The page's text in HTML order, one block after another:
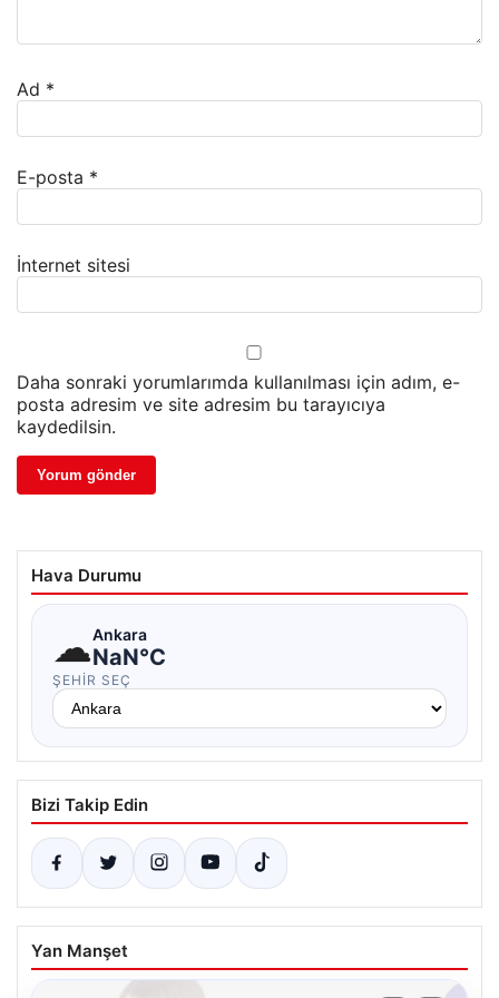
Ad *
E-posta *
İnternet sitesi
Daha sonraki yorumlarımda kullanılması için adım, e-
posta adresim ve site adresim bu tarayıcıya
kaydedilsin.
Hava Durumu
☁Ankara
NaN°C
ŞEHIR SEÇ
Bizi Takip Edin
Yan Manşet